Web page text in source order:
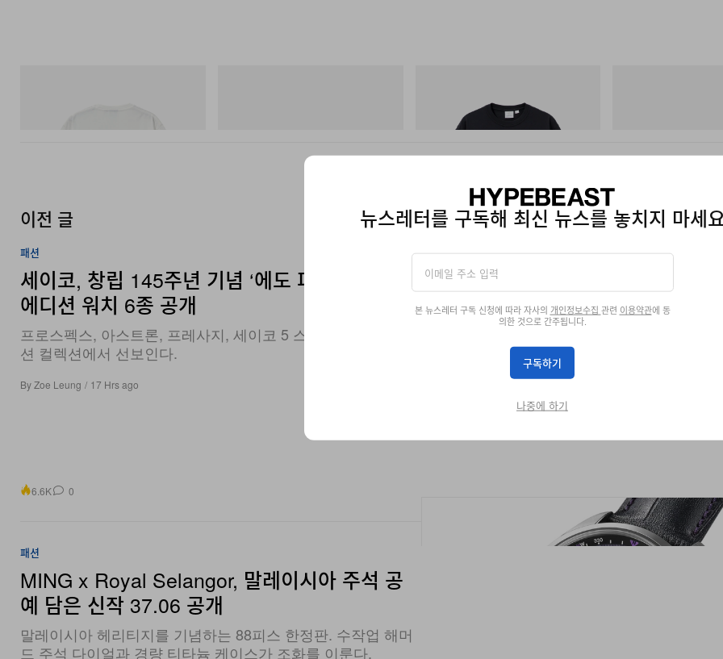
이전 글
패션
세이코, 창립 145주년 기념 ‘에도 퍼플’ 리미티드
에디션 워치 6종 공개
프로스펙스, 아스트론, 프레사지, 세이코 5 스포츠, 세이코 셀렉
션 컬렉션에서 선보인다.
ByZoe Leung / 17 Hrs ago
6.6K 0
패션
MING x Royal Selangor, 말레이시아 주석 공
예 담은 신작 37.06 공개
말레이시아 헤리티지를 기념하는 88피스 한정판. 수작업 해머
드 주석 다이얼과 경량 티타늄 케이스가 조화를 이룬다.
뉴스레터를 구독해 최신 뉴스를 놓치지 마세
본 뉴스레터 구독 신청에 따라 자사의 개인정보수집 관련 이용약관에 동
의한 것으로 간주됩니다.
구독하기
나중에 하기